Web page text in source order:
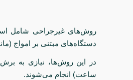
روش‌های غیرجراحی شامل
دستگاه‌های مبتنی بر امواج
در این روش‌ها، نیازی به
ساعت) انجام می‌شوند.